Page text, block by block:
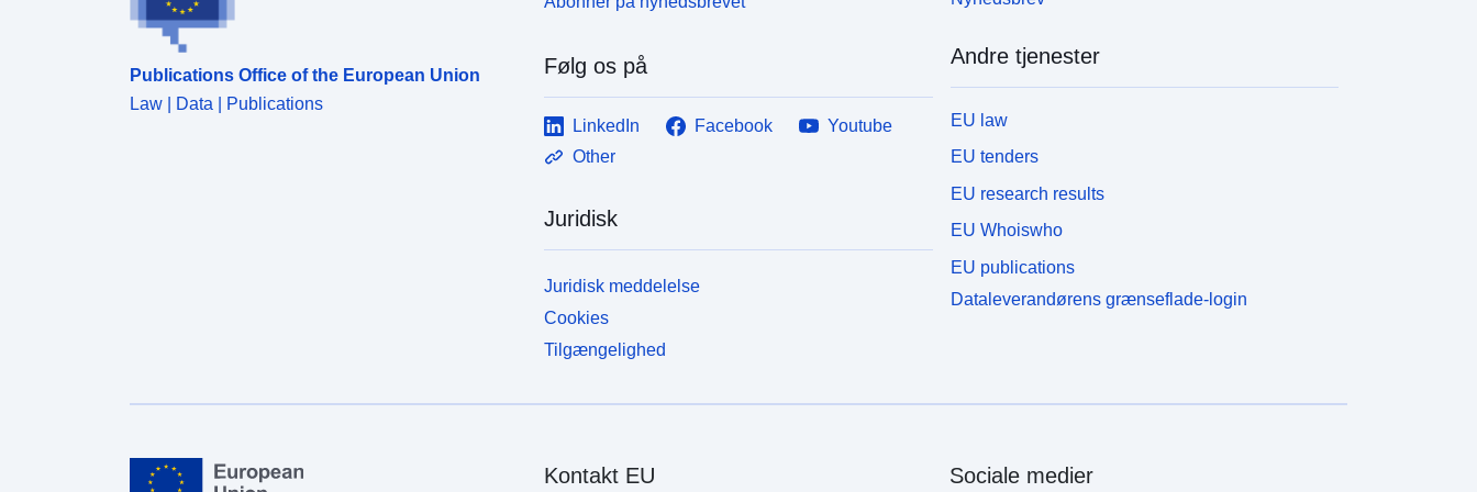
Publications Office of the European Union
Law | Data | Publications
Følg os på
LinkedIn Facebook
Youtube
Other
Juridisk
Juridisk meddelelse
Cookies
Tilgængelighed
Andre tjenester
EU law
EU tenders
EU research results
EU Whoiswho
EU publications
Dataleverandørens grænseflade-login
Kontakt EU Sociale medier